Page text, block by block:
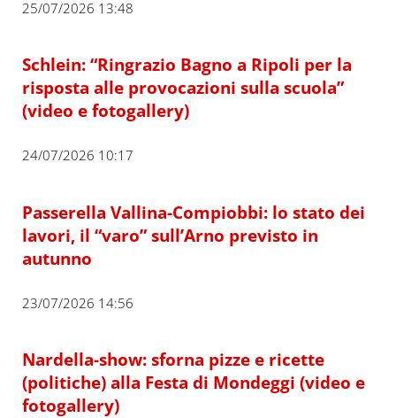
25/07/2026 13:48
Schlein: “Ringrazio Bagno a Ripoli per la
risposta alle provocazioni sulla scuola”
(video e fotogallery)
24/07/2026 10:17
Passerella Vallina-Compiobbi: lo stato dei
lavori, il “varo” sull’Arno previsto in
autunno
23/07/2026 14:56
Nardella-show: sforna pizze e ricette
(politiche) alla Festa di Mondeggi (video e
fotogallery)